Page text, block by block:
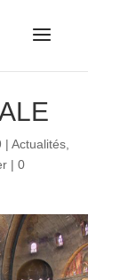
| Actualités,
| 0